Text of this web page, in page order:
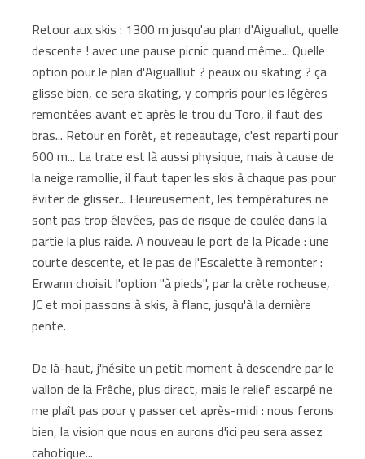
Retour aux skis : 1300 m jusqu'au plan d'Aiguallut, quelle
descente ! avec une pause picnic quand même... Quelle
option pour le plan d'Aigualllut ? peaux ou skating ? ça
glisse bien, ce sera skating, y compris pour les légères
remontées avant et après le trou du Toro, il faut des
bras... Retour en forêt, et repeautage, c'est reparti pour
600 m... La trace est là aussi physique, mais à cause de
la neige ramollie, il faut taper les skis à chaque pas pour
éviter de glisser... Heureusement, les températures ne
sont pas trop élevées, pas de risque de coulée dans la
partie la plus raide. A nouveau le port de la Picade : une
courte descente, et le pas de l'Escalette à remonter :
Erwann choisit l'option "à pieds", par la crête rocheuse,
JC et moi passons à skis, à flanc, jusqu'à la dernière
pente.
De là-haut, j'hésite un petit moment à descendre par le
vallon de la Frêche, plus direct, mais le relief escarpé ne
me plaît pas pour y passer cet après-midi : nous ferons
bien, la vision que nous en aurons d'ici peu sera assez
cahotique...